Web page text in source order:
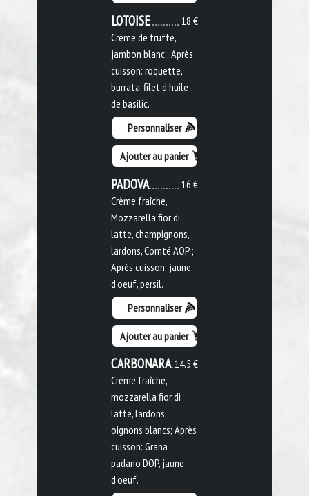
18 €
LOTOISE
Crème de truffe,
jambon blanc ; Après
cuisson: roquette,
burrata, filet d'huile
de basilic.
Personnaliser
Ajouter au panier
16 €
PADOVA
Crème fraîche,
Mozzarella fior di
latte, champignons,
lardons, Comté AOP ;
Après cuisson: jaune
d'oeuf, persil.
Personnaliser
Ajouter au panier
14.5 €
CARBONARA
Crème fraîche,
mozzarella fior di
latte, lardons,
oignons blancs; Après
cuisson: Grana
padano DOP, jaune
d'oeuf.